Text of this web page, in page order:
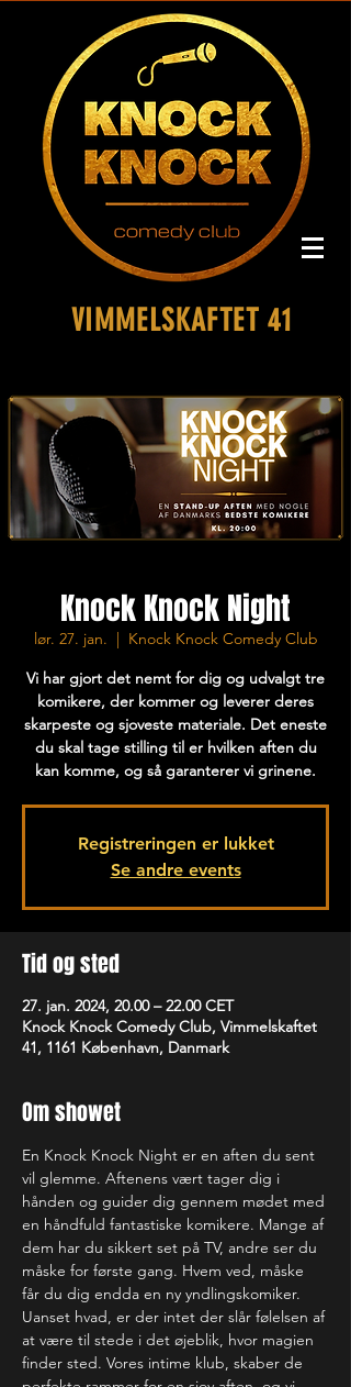
VIMMELSKAFTET 41
Knock Knock Night
lør. 27. jan.
  |
Knock Knock Comedy Club
Vi har gjort det nemt for dig og udvalgt tre
komikere, der kommer og leverer deres
skarpeste og sjoveste materiale. Det eneste
du skal tage stilling til er hvilken aften du
kan komme, og så garanterer vi grinene.
Registreringen er lukket
Se andre events
Tid og sted
27. jan. 2024, 20.00 – 22.00 CET
Knock Knock Comedy Club, Vimmelskaftet
41, 1161 København, Danmark
Om showet
En Knock Knock Night er en aften du sent
vil glemme. Aftenens vært tager dig i
hånden og guider dig gennem mødet med
en håndfuld fantastiske komikere. Mange af
dem har du sikkert set på TV, andre ser du
måske for første gang. Hvem ved, måske
får du dig endda en ny yndlingskomiker.
Uanset hvad, er der intet der slår følelsen af
at være til stede i det øjeblik, hvor magien
finder sted. Vores intime klub, skaber de